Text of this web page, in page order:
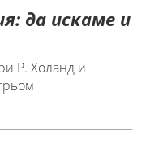
да искаме и
Р. Холанд и